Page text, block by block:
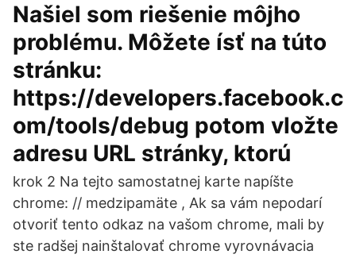
Našiel som riešenie môjho
problému. Môžete ísť na túto
stránku:
https://developers.facebook.c
om/tools/debug potom vložte
adresu URL stránky, ktorú
krok 2 Na tejto samostatnej karte napíšte
chrome: // medzipamäte , Ak sa vám nepodarí
otvoriť tento odkaz na vašom chrome, mali by
ste radšej nainštalovať chrome vyrovnávacia